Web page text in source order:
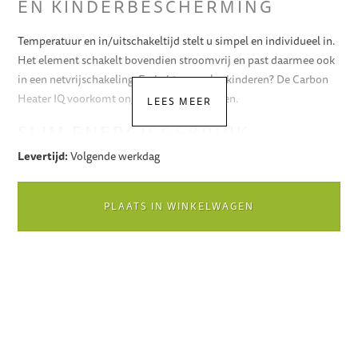
EN KINDERBESCHERMING
Temperatuur en in/uitschakeltijd stelt u simpel en individueel in.
Het element schakelt bovendien stroomvrij en past daarmee ook
in een netvrijschakeling. En hebt u speelse kinderen? De Carbon
Heater IQ voorkomt ongewenste wijzigingen.
SLIM ENERGIEGEBRUIK
De Carbon Heater IQ zet 99,9 % van de elektriciteit om in
warmte.
ONDERHOUDSREMINDER
LEES MEER
Levertijd:Volgende werkdag
PLAATS IN WINKELWAGEN